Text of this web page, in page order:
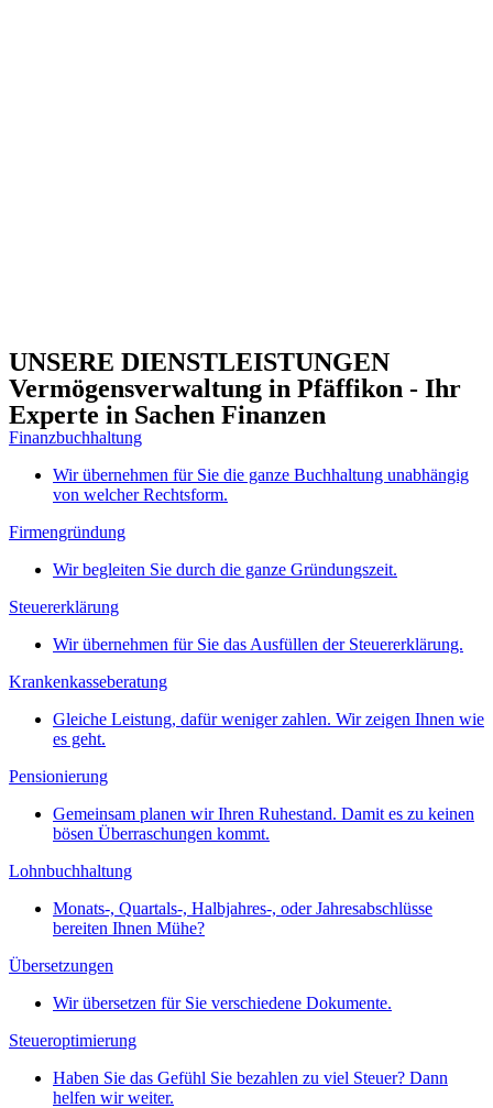
UNSERE DIENSTLEISTUNGEN
Vermögensverwaltung in Pfäffikon - Ihr
Experte in Sachen Finanzen
Finanzbuchhaltung
Wir übernehmen für Sie die ganze Buchhaltung unabhängig
von welcher Rechtsform.
Firmengründung
Wir begleiten Sie durch die ganze Gründungszeit.
Steuererklärung
Wir übernehmen für Sie das Ausfüllen der Steuererklärung.
Krankenkasseberatung
Gleiche Leistung, dafür weniger zahlen. Wir zeigen Ihnen wie
es geht.
Pensionierung
Gemeinsam planen wir Ihren Ruhestand. Damit es zu keinen
bösen Überraschungen kommt.
Lohnbuchhaltung
Monats-, Quartals-, Halbjahres-, oder Jahresabschlüsse
bereiten Ihnen Mühe?
Übersetzungen
Wir übersetzen für Sie verschiedene Dokumente.
Steueroptimierung
Haben Sie das Gefühl Sie bezahlen zu viel Steuer? Dann
helfen wir weiter.